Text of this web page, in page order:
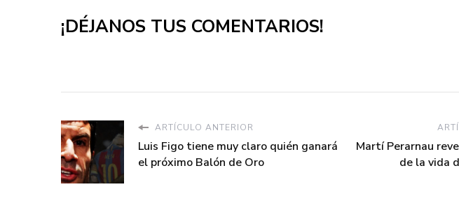
¡DÉJANOS TUS COMENTARIOS!
ARTÍCULO ANTERIOR
Luis Figo tiene muy claro quién ganará
el próximo Balón de Oro
Martí Perarnau
de la vida